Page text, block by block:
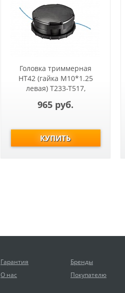
Головка триммерная
HT42 (гайка М10*1.25
левая) Т233-Т517,
965 руб.
Гарантия
О нас
Бренды
Покупателю